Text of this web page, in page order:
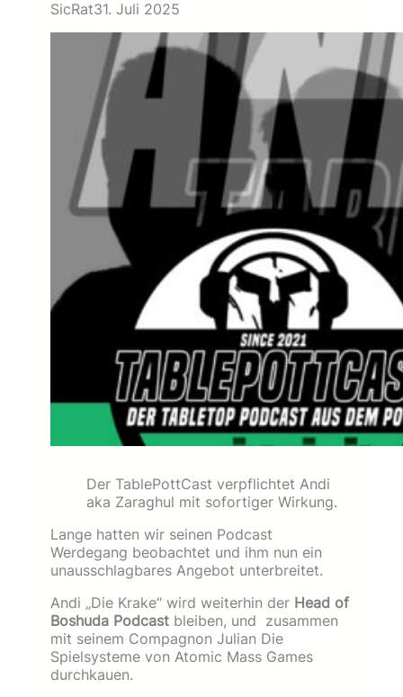
SicRat31. Juli 2025
Der TablePottCast verpflichtet Andi
aka Zaraghul mit sofortiger Wirkung.
Lange hatten wir seinen Podcast
Werdegang beobachtet und ihm nun ein
unausschlagbares Angebot unterbreitet.
Andi „Die Krake“ wird weiterhin der Head of
Boshuda Podcast bleiben, und zusammen
mit seinem Compagnon Julian Die
Spielsysteme von Atomic Mass Games
durchkauen.